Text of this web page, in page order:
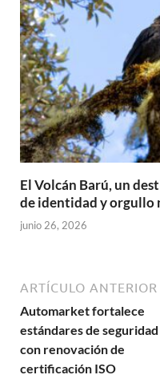
El Volcán Barú, un
de identidad y orgullo
junio 26, 2026
ARTÍCULO ANTERIOR
Automarket fortalece
estándares de seguridad
con renovación de
certificación ISO